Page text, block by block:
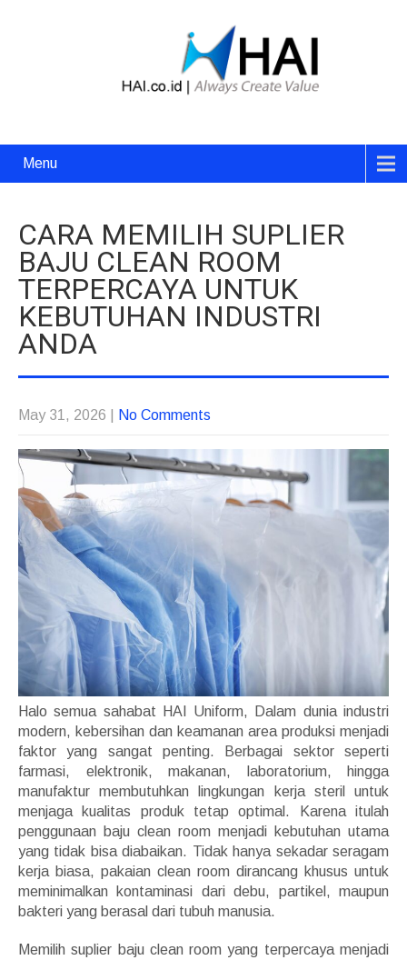
Menu
CARA MEMILIH SUPLIER
BAJU CLEAN ROOM
TERPERCAYA UNTUK
KEBUTUHAN INDUSTRI
ANDA
May 31, 2026 No Comments
Halo semua sahabat HAI Uniform, Dalam dunia industri
modern, kebersihan dan keamanan area produksi menjadi
faktor yang sangat penting. Berbagai sektor seperti
farmasi, elektronik, makanan, laboratorium, hingga
manufaktur membutuhkan lingkungan kerja steril untuk
menjaga kualitas produk tetap optimal. Karena itulah
penggunaan baju clean room menjadi kebutuhan utama
yang tidak bisa diabaikan. Tidak hanya sekadar seragam
kerja biasa, pakaian clean room dirancang khusus untuk
meminimalkan kontaminasi dari debu, partikel, maupun
bakteri yang berasal dari tubuh manusia.
Memilih suplier baju clean room yang terpercaya menjadi